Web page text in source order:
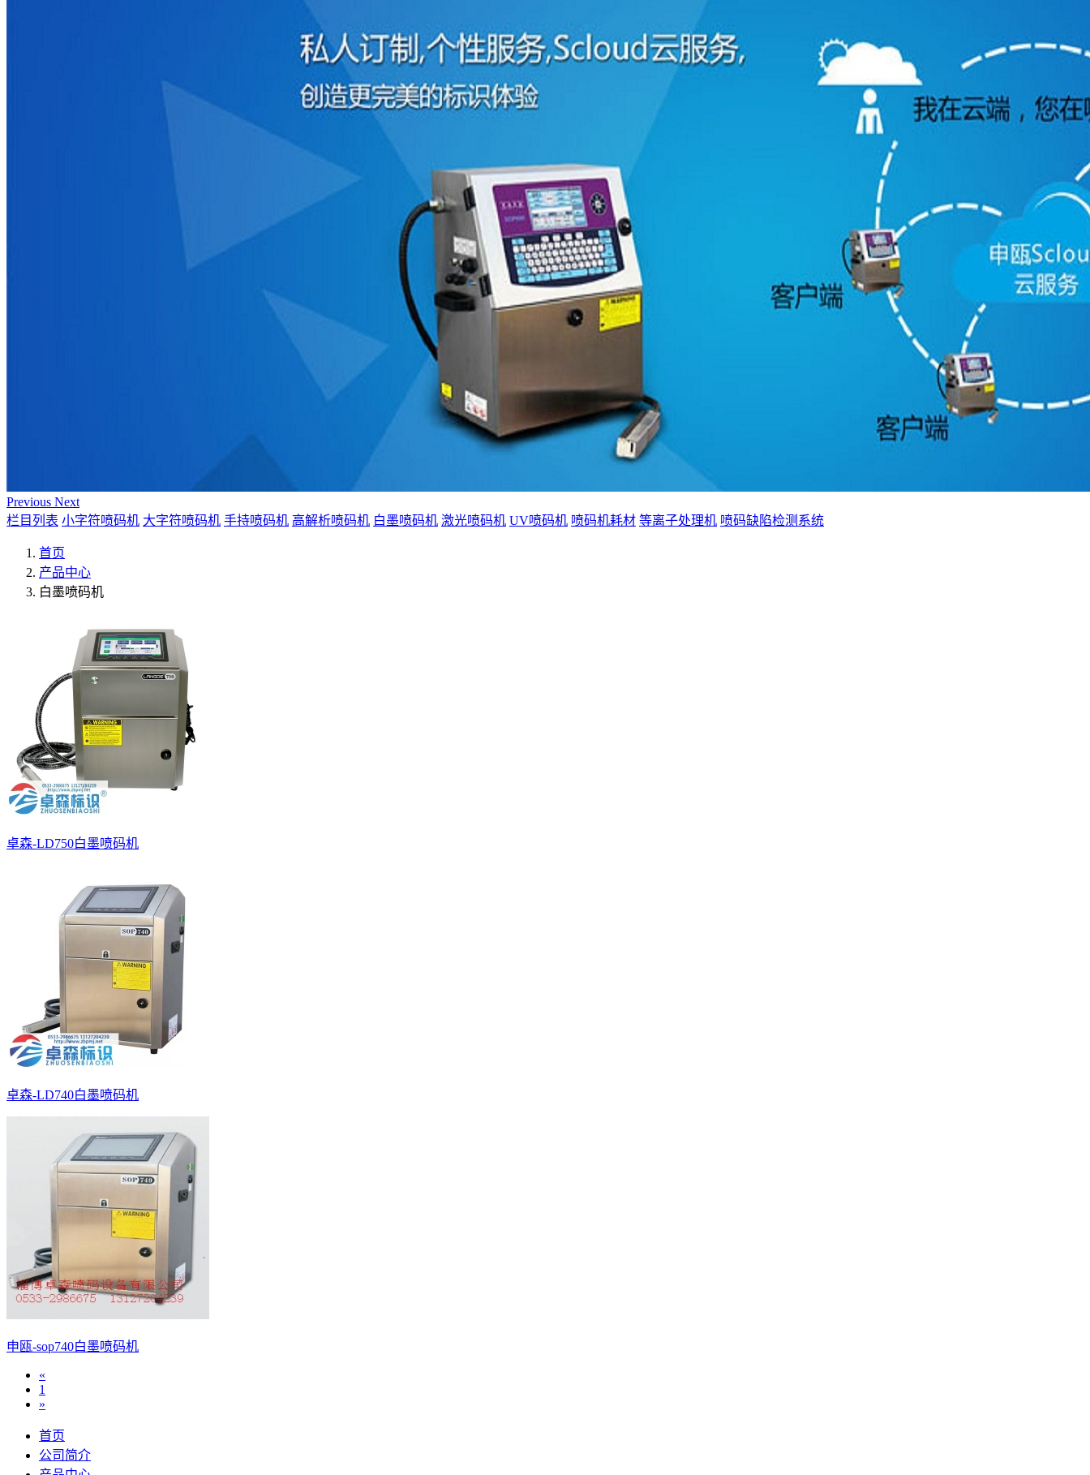
Previous Next
栏目列表 小字符喷码机 大字符喷码机 手持喷码机 高解析喷码机 白墨喷码机 激光喷码机 UV喷码机 喷码机耗材 等离子处理机 喷码缺陷检测系统
首页
产品中心
白墨喷码机
卓森-LD750白墨喷码机
卓森-LD740白墨喷码机
申瓯-sop740白墨喷码机
«
1
»
首页
公司简介